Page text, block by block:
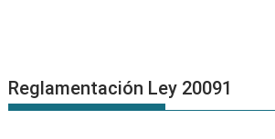
Reglamentación Ley 20091